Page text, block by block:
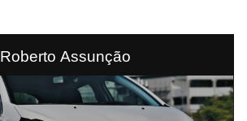
Roberto Assunção